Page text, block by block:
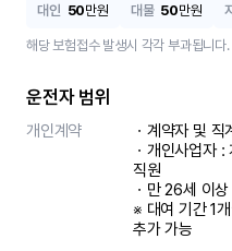
대인 50만원 대물 50만원
해당 보험접수 발생시 각각 부과됩니다.
운전자 범위
개인계약
ㆍ계약자 및
ㆍ개인사업자
직원
ㆍ만 26세 이
※ 대여 기간 1
추가 가능